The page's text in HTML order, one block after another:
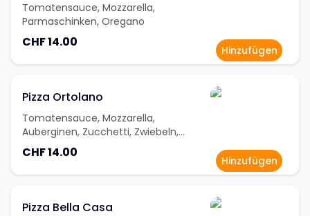
Tomatensauce, Mozzarella,
Parmaschinken, Oregano
CHF 14.00
Hinzufügen
Pizza Ortolano
Tomatensauce, Mozzarella,
Auberginen, Zucchetti, Zwiebeln,
Peperoni, Oregano
CHF 14.00
Hinzufügen
Pizza Bella Casa